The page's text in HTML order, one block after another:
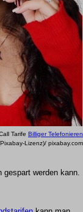
Tarife Billiger Telefonieren
Lizenz)/ pixabay.com
gespart werden kann.